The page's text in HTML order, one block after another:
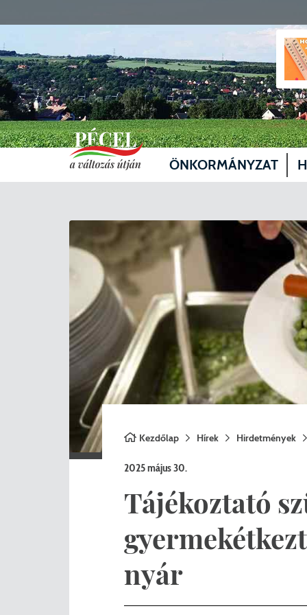
ÖNKORMÁNYZAT
Képviselő-testület
Bizottságok
Döntéshozatal
Nemzetiségi
Önkormányzati
Pályázatok
Belső visszaélés bejelentő
Kezdőlap Hírek Hirdetmények
2025 május 30.
Tájékoztató
nyár